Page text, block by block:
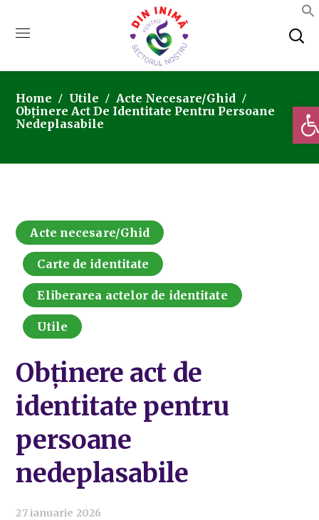
Home Utile
Acte Necesare/Ghid
Obținere Act De Identitate Pentru Persoane
Nedeplasabile
Acte necesare/Ghid
Carte de identitate
Eliberarea actelor de identitate
Utile
Obținere act de
identitate pentru
persoane
nedeplasabile
27 ianuarie 2026